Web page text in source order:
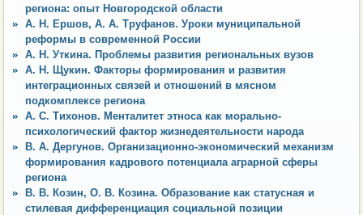
региона: опыт Новгородской области
А. Н. Ершов, А. А. Труфанов. Уроки муниципальной
реформы в современной России
А. Н. Уткина. Проблемы развития региональных вузов
А. Н. Щукин. Факторы формирования и развития
интеграционных связей и отношений в мясном
подкомплексе региона
А. С. Тихонов. Менталитет этноса как морально-
психологический фактор жизнедеятельности народа
В. А. Дергунов. Организационно-экономический механизм
формирования кадрового потенциала аграрной сферы
региона
В. В. Козин, О. В. Козина. Образование как статусная и
стилевая дифференциация социальной позиции